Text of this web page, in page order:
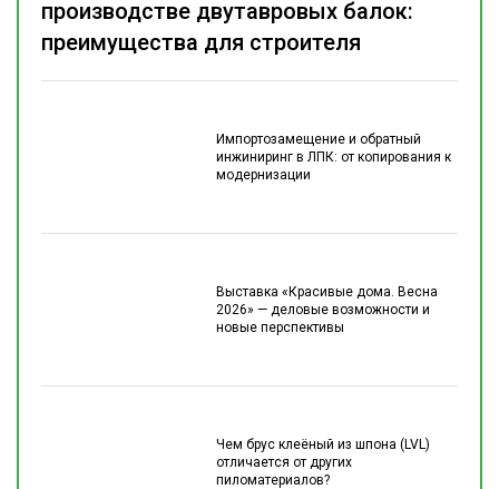
Импортозамещение и обратный
инжиниринг в ЛПК: от копирования к
модернизации
Выставка «Красивые дома. Весна
2026» — деловые возможности и
новые перспективы
Чем брус клеёный из шпона (LVL)
отличается от других
пиломатериалов?
производстве двутавровых балок:
преимущества для строителя